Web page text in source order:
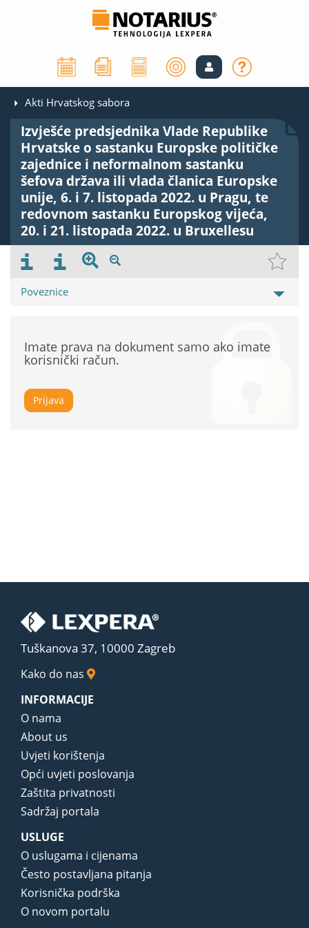
Akti Hrvatskog sabora
Izvješće predsjednika Vlade Republike
Hrvatske o sastanku Europske političke
zajednice i neformalnom sastanku
šefova država ili vlada članica Europske
unije, 6. i 7. listopada 2022. u Pragu, te
redovnom sastanku Europskog vijeća,
20. i 21. listopada 2022. u Bruxellesu
Poveznice
Imate prava na dokument samo ako imate
korisnički račun.
Prijava
Tuškanova 37, 10000 Zagreb
Kako do nas
INFORMACIJE
O nama
About us
Uvjeti korištenja
Opći uvjeti poslovanja
Zaštita privatnosti
Sadržaj portala
USLUGE
O uslugama i cijenama
Često postavljana pitanja
Korisnička podrška
O novom portalu